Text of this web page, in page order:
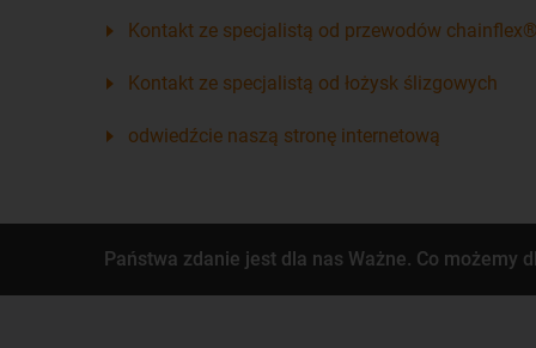
Kontakt ze specjalistą od przewodów chainflex®
Kontakt ze specjalistą od łożysk ślizgowych
odwiedźcie naszą stronę internetową
Państwa zdanie jest dla nas Ważne. Co możemy